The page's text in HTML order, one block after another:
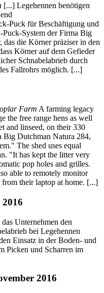
[...] Legehennen benötigen
Puck für Beschäftigung und
Puck-System der Firma Big
die Körner präziser in den
Körner auf dem Gefieder
Schnabelabrieb durch
Fallrohrs möglich. [...]
Farm A farming legacy
the free range hens as well
and linseed, on their 330
Big Dutchman Natura 284,
The shed uses equal
"It has kept the litter very
pop holes and grilles.
able to remotely monitor
their laptop at home. [...]
Unternehmen den
bei Legehennen
Einsatz in der Boden- und
Picken und Scharren im
2016